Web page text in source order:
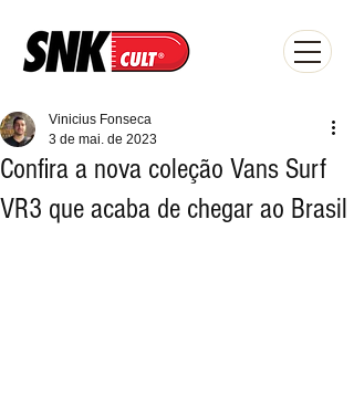
Confira a nova coleção Vans Surf
VR3 que acaba de chegar ao Brasil
Vinicius Fonseca
3 de mai. de 2023